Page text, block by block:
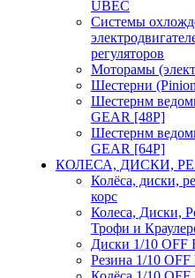
UBEC
Системы
регуляторов
Моторамы
Шестерни
Шестернм
GEAR [48P]
Шестернм
GEAR [64P]
КОЛЕСА, ДИСКИ,
Колёса, диски,
корс
Колеса, Диски,
Трофи и
Диски 1/10 OFF
Резина 1/10